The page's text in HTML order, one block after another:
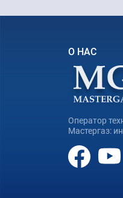
О НАС
Оператор
Мастергаз: